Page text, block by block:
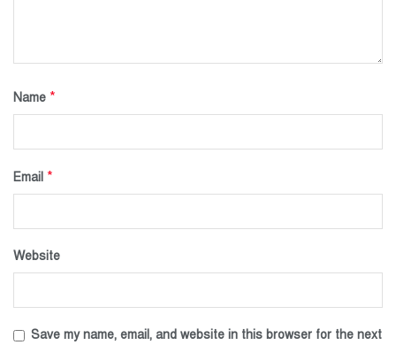
Name *
Email *
Website
Save my name, email, and website in this browser for the next